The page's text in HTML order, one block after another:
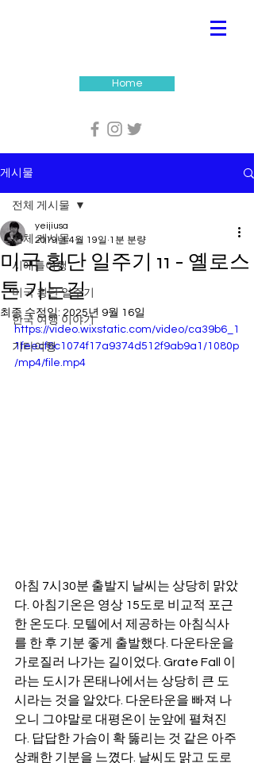
Home
게시물
전체 게시물
시애틀여행
미국 횡단 일주기
한국 여행 이야기
기타여행
전체 게시물
미국 횡단 일주기 11 - 옐로스
톤 가는길
yeijiusa
2019년 4월 19일 1분 분량
최종 수정일: 2025년 9월 16일
https://video.wixstatic.com/video/ca39b6_1
1feecf6c1074f17a9374d512f9ab9a1/1080p
/mp4/file.mp4
아침 7시30분 출발지 날씨는 상당히 맑았
다. 아침기온은 영상 15도로 비교적 포근
한 온도다. 모텔에서 제공하는 아침식사
를 한 후 기분 좋게 출발했다. 다운타운을
가로질러 나가는 길이었다. Grate Fall 이
라는 도시가 몬태나에서는 상당히 큰 도
시라는 것을 알았다. 다운타운을 빠져 나
오니 그야말로 대평온이 눈앞에 펼쳐진
다. 답답한 가슴이 확 뚫리는 것 같은 아주
상쾌한 기분을 느꼈다. 날씨도 맑고 도로